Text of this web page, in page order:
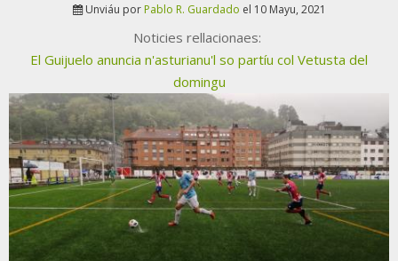
Unviáu por Pablo R. Guardado el 10 Mayu, 2021
Noticies rellacionaes:
El Guijuelo anuncia n'asturianu'l so partíu col Vetusta del
domingu